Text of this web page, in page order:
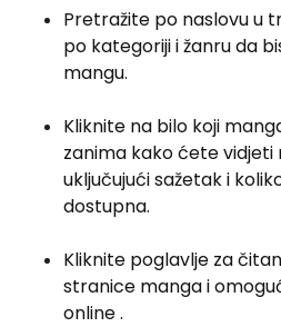
Pretražite po naslovu u
po kategoriji i žanru da
mangu.
Kliknite na bilo koji
zanima kako ćete vidjeti
uključujući sažetak i
dostupna.
Kliknite poglavlje za
stranice manga i
online .